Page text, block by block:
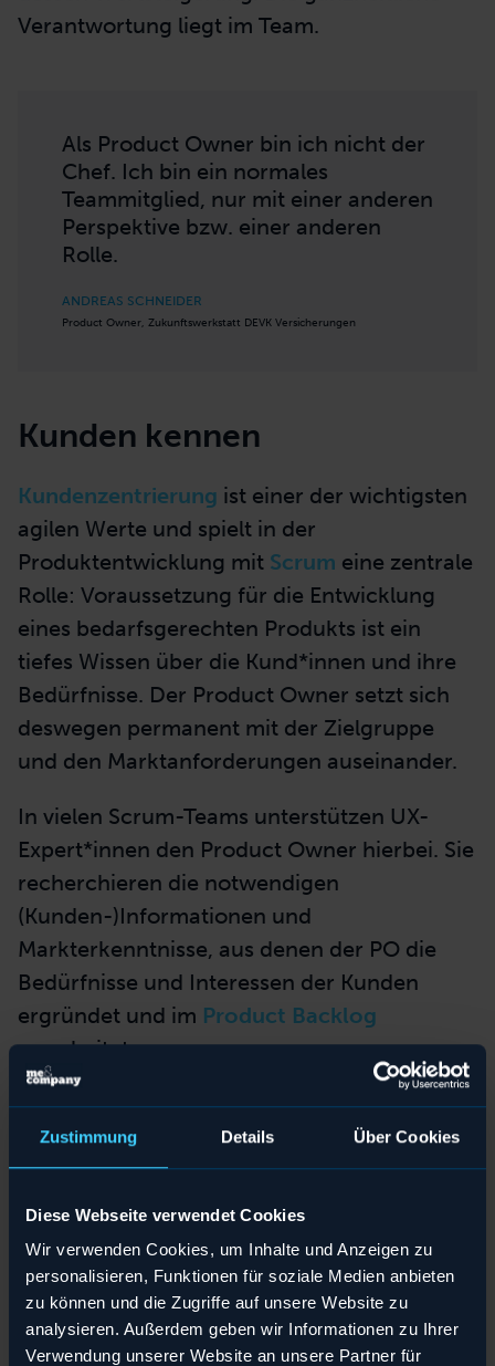
Zustimmung Details Über Cookies
Diese Webseite verwendet Cookies
Wir verwenden Cookies, um Inhalte und Anzeigen zu
personalisieren, Funktionen für soziale Medien anbieten
zu können und die Zugriffe auf unsere Website zu
analysieren. Außerdem geben wir Informationen zu Ihrer
Verwendung unserer Website an unsere Partner für
Teilen
Download
klassischen Führungskräftennehmen
und die Arbeitsergebnisse übernimmt. Ihre
Verantwortung liegt auf dem Produkt und
dessen Wertsteigerung. Die ganzheitliche
Verantwortung liegt im Team.
Teammitglied, nur mit einer anderen
Perspektive bzw. einer anderen
ANDREAS SCHNEIDER
Kunden kennen
Kundenzentrierungist einer der wichtigsten
agilen Werte und spielt in der
Rolle: Voraussetzung für die Entwicklung
eines bedarfsgerechten Produkts ist ein
tiefes Wissen über die Kund*innen und ihre
Bedürfnisse. Der Product Owner setzt sich
deswegen permanent mit der Zielgruppe
und den Marktanforderungen auseinander
In vielen Scrum-Teams unterstützen UX-
Expert*innen den Product Owner hierbei. Sie
recherchieren die notwendigen
(Kunden-)Informationen und
Markterkenntnisse, aus denen der PO die
Bedürfnisse und Interessen der Kunden
ergründet und imProduct Backlog
verarbeitet.
Teilen
Download
Teilen
Download
Download
Download
Teilen
Download
Teilen
Download
Download
Download